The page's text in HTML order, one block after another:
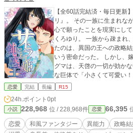
【全60話完結済・毎日更新】 相手の心を読む天啓、『サト
リ』。 その一族に生まれながら、禁忌の力『サトラレ』――
心で願ったことを現実にし
くろゆり。 一族から疎まれ
たのは、異国の王への政略
いう密命だった。 しかし、嫁ぎ先の『カエリの国』の王ジャ
グマは、天啓の一切が効か
な巨体で「小さくて可愛い
の男だった。 密命を果たせないどころか、猛烈に構い倒さ
天啓が効かない王の前でだけ
ゆりの心は少しずつ戸惑い、変化して
では、姫の力を利用し、「
する帝の陰謀が静かに進行して
恋愛 完結 長編 R15
24h.ポイント 0pt
小説 228,968 位 / 228,968件 恋愛 66,395
恋愛 和風ファンタジー 異能力 政略